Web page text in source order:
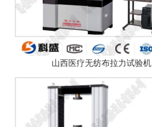
山西医疗无纺布拉力试验机